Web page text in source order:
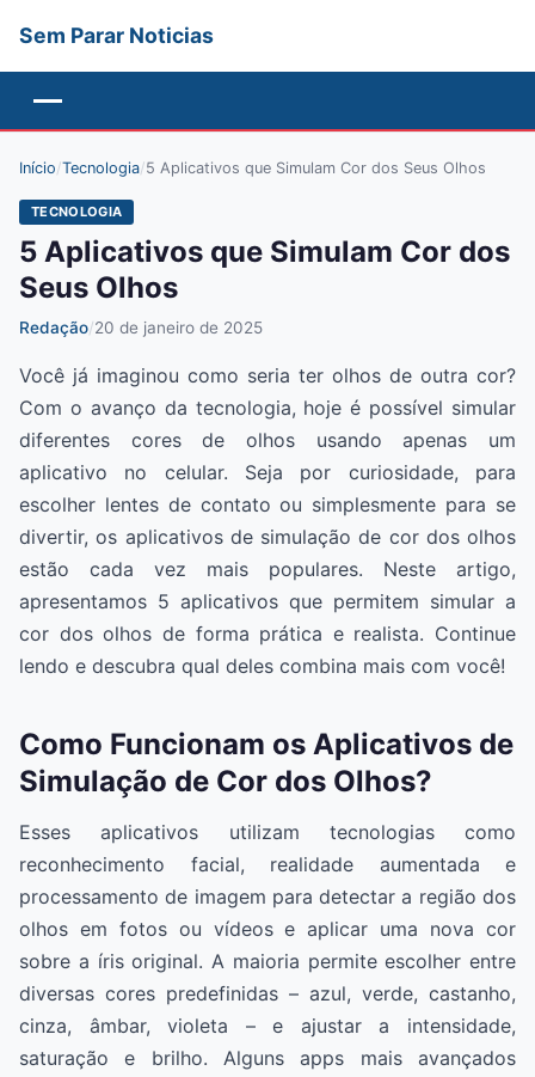
Sem Parar Noticias
Início/Tecnologia/5 Aplicativos que Simulam Cor dos Seus Olhos
TECNOLOGIA
5 Aplicativos que Simulam Cor dos
Seus Olhos
Redação/20 de janeiro de 2025
Você já imaginou como seria ter olhos de outra cor?
Com o avanço da tecnologia, hoje é possível simular
diferentes cores de olhos usando apenas um
aplicativo no celular. Seja por curiosidade, para
escolher lentes de contato ou simplesmente para se
divertir, os aplicativos de simulação de cor dos olhos
estão cada vez mais populares. Neste artigo,
apresentamos 5 aplicativos que permitem simular a
cor dos olhos de forma prática e realista. Continue
lendo e descubra qual deles combina mais com você!
Como Funcionam os Aplicativos de
Simulação de Cor dos Olhos?
Esses aplicativos utilizam tecnologias como
reconhecimento facial, realidade aumentada e
processamento de imagem para detectar a região dos
olhos em fotos ou vídeos e aplicar uma nova cor
sobre a íris original. A maioria permite escolher entre
diversas cores predefinidas – azul, verde, castanho,
cinza, âmbar, violeta – e ajustar a intensidade,
saturação e brilho. Alguns apps mais avançados